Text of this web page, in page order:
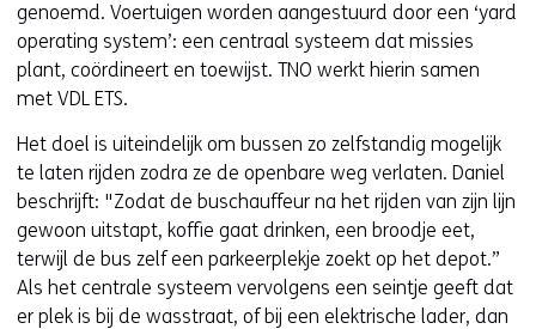
genoemd. Voertuigen worden aangestuurd door een ‘yard
operating system’: een centraal systeem dat missies
plant, coördineert en toewijst. TNO werkt hierin samen
met VDL ETS.
Het doel is uiteindelijk om bussen zo zelfstandig mogelijk
te laten rijden zodra ze de openbare weg verlaten. Daniel
beschrijft: "Zodat de buschauffeur na het rijden van zijn lijn
gewoon uitstapt, koffie gaat drinken, een broodje eet,
terwijl de bus zelf een parkeerplekje zoekt op het depot.”
Als het centrale systeem vervolgens een seintje geeft dat
er plek is bij de wasstraat, of bij een elektrische lader, dan